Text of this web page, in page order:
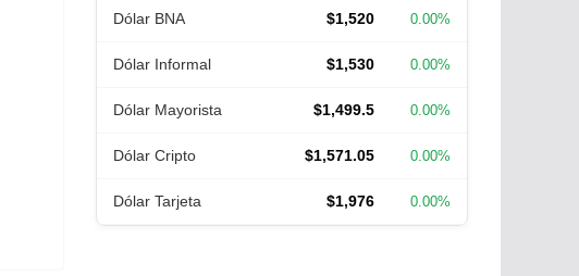
Dólar BNA $1,520 0.00%
Dólar Informal $1,530 0.00%
Dólar Mayorista $1,499.5 0.00%
Dólar Cripto $1,571.05 0.00%
Dólar Tarjeta $1,976 0.00%